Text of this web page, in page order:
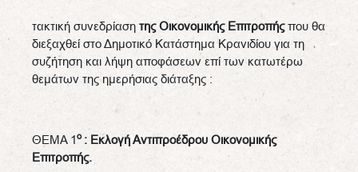
τακτική συνεδρίαση της Οικονομικής Επιτροπήςπου θα
διεξαχθεί στο Δημοτικό Κατάστημα Κρανιδίου για τη
συζήτηση και λήψη αποφάσεων επί των κατωτέρω
θεμάτων της ημερήσιας διάταξης :
ΘΕΜΑ 1ο : Εκλογή Αντιπροέδρου Οικονομικής
Επιτροπής.